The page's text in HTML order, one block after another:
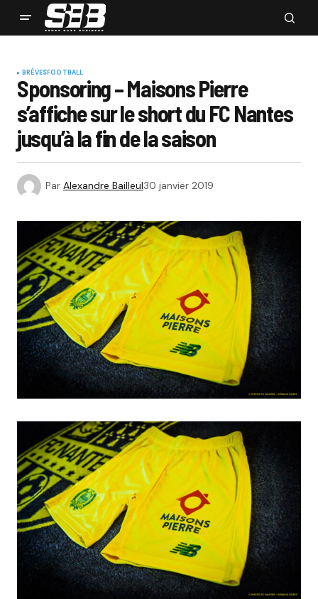
BRÈVESFOOTBALL
Sponsoring – Maisons Pierre
s’affiche sur le short du FC Nantes
jusqu’à la fin de la saison
Par Alexandre Bailleul30 janvier 2019